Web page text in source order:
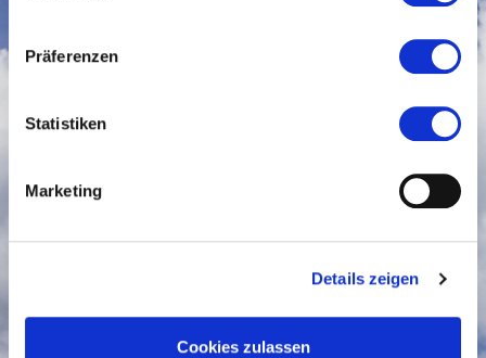
Präferenzen
Statistiken
Marketing
Details zeigen
Cookies zulassen
Name